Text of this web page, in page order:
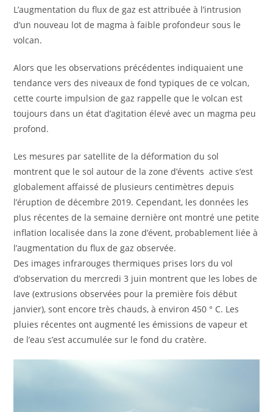
L’augmentation du flux de gaz est attribuée à l’intrusion
d’un nouveau lot de magma à faible profondeur sous le
volcan.
Alors que les observations précédentes indiquaient une
tendance vers des niveaux de fond typiques de ce volcan,
cette courte impulsion de gaz rappelle que le volcan est
toujours dans un état d’agitation élevé avec un magma peu
profond.
Les mesures par satellite de la déformation du sol
montrent que le sol autour de la zone d’évents active s’est
globalement affaissé de plusieurs centimètres depuis
l’éruption de décembre 2019. Cependant, les données les
plus récentes de la semaine dernière ont montré une petite
inflation localisée dans la zone d’évent, probablement liée à
l’augmentation du flux de gaz observée.
Des images infrarouges thermiques prises lors du vol
d’observation du mercredi 3 juin montrent que les lobes de
lave (extrusions observées pour la première fois début
janvier), sont encore très chauds, à environ 450 ° C. Les
pluies récentes ont augmenté les émissions de vapeur et
de l’eau s’est accumulée sur le fond du cratère.